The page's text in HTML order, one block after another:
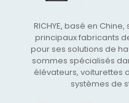
RICHYE, basé en
principaux fabricants
pour ses solutions de
sommes spécialisés
élévateurs, voiturettes
systèmes de